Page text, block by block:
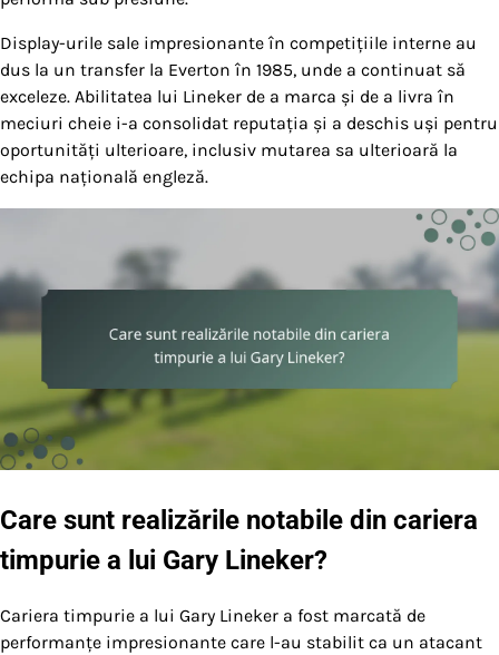
Display-urile sale impresionante în competițiile interne au
dus la un transfer la Everton în 1985, unde a continuat să
exceleze. Abilitatea lui Lineker de a marca și de a livra în
meciuri cheie i-a consolidat reputația și a deschis uși pentru
oportunități ulterioare, inclusiv mutarea sa ulterioară la
echipa națională engleză.
Care sunt realizările notabile din cariera
timpurie a lui Gary Lineker?
Cariera timpurie a lui Gary Lineker a fost marcată de
performanțe impresionante care l-au stabilit ca un atacant